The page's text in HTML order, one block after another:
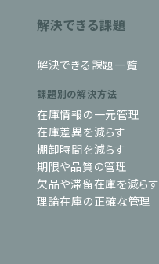
解決できる課題
解決できる課題一覧
課題別の解決方法
在庫情報の一元管理
在庫差異を減らす
棚卸時間を減らす
期限や品質の管理
欠品や滞留在庫を減らす
理論在庫の正確な管理